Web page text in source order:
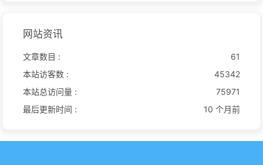
网站资讯
文章数目 :
61
本站访客数 :
45342
本站总访问量 :
75971
最后更新时间 :
10 个月前